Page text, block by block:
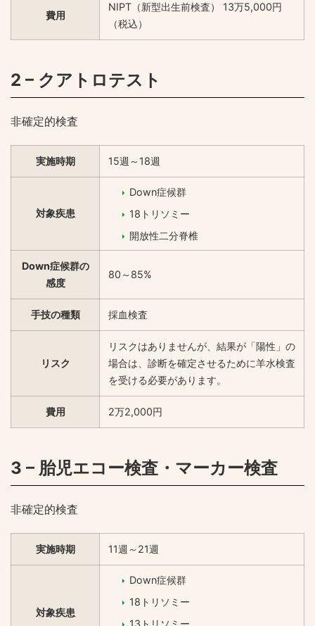
費用
NIPT（新型出生前検査） 13万5,000円
（税込）
2 – クアトロテスト
非確定的検査
実施時期 15週～18週
対象疾患
Down症候群
18トリソミー
開放性二分脊椎
Down症候群の
感度
80～85%
手技の種類 採血検査
リスク
リスクはありませんが、結果が「陽性」の
場合は、診断を確定させるために羊水検査
を受ける必要があります。
費用 2万2,000円
3 – 胎児エコー検査・マーカー検査
非確定的検査
実施時期 11週～21週
対象疾患
Down症候群
18トリソミー
13トリソミー